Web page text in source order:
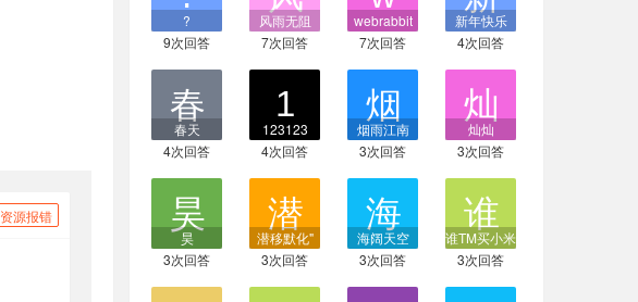
资源报错
?
9次回答
风雨无阻
7次回答
webrabbit
7次回答
新年快乐
4次回答
春天
4次回答
123123
4次回答
烟雨江南
3次回答
灿灿
3次回答
昊
3次回答
潜移默化"
3次回答
海阔天空
3次回答
谁TM买小米
3次回答